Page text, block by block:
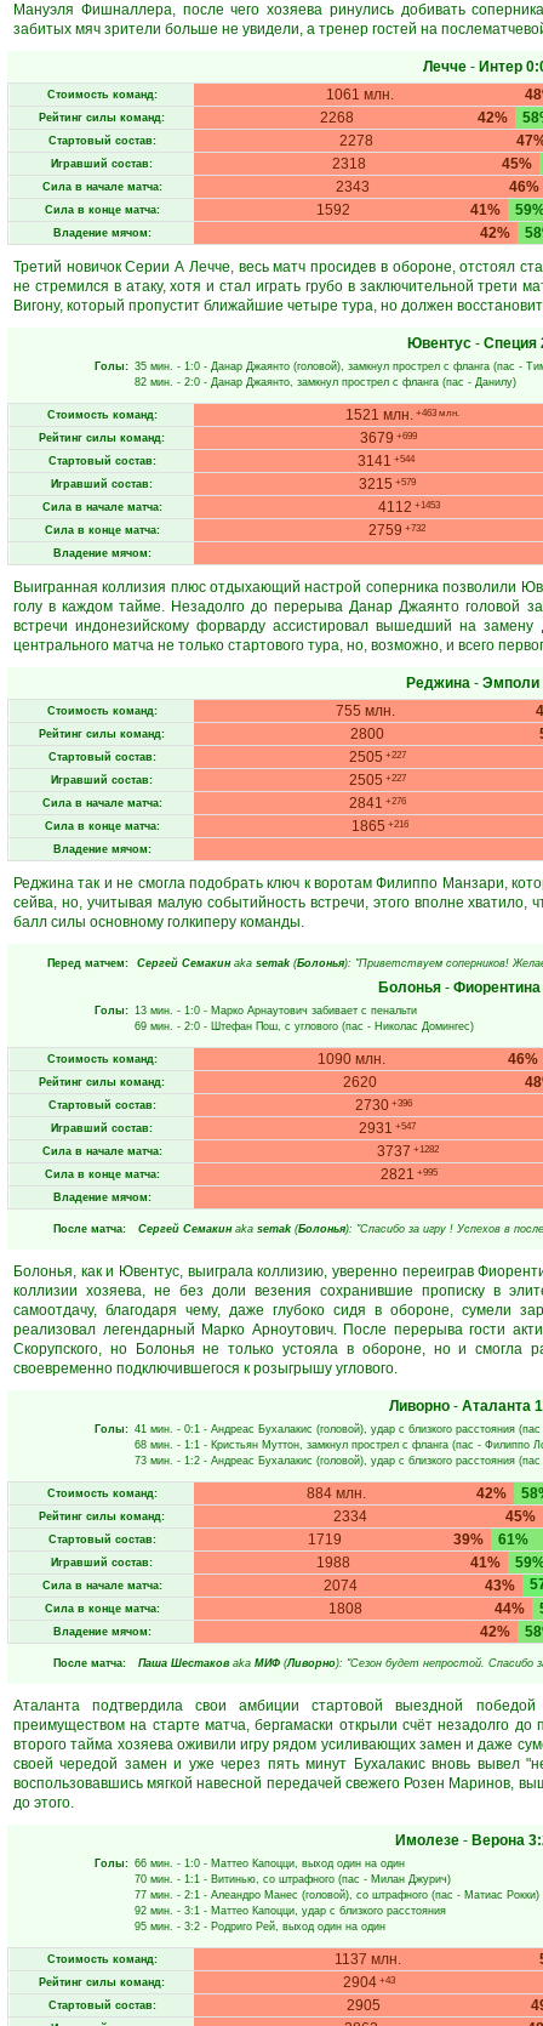
Мануэля Фишналлера, после чего хозяева ринулись добивать
забитых мяч зрители больше не увидели, а тренер гостей на
Лечче- Интер
Стоимость команд: 1061 млн.
Рейтинг силы команд: 42%
2268
Стартовый состав: 2278
Игравший состав: 45%
2318
Сила в начале матча: 46%
2343
Сила в конце матча: 41%
1592
Владение мячом: 42%
Третий новичок Серии А Лечче, весь матч просидев в обороне, отстоял
не стремился в атаку, хотя и стал играть грубо в заключительной трети
Вигону, который пропустит ближайшие четыре тура, но должен
Ювентус - Специя
Голы: 35 мин. - 1:0 - Данар Джаянто (головой), замкнул прострел с фланга (пас -
82 мин. - 2:0 - Данар Джаянто, замкнул прострел с фланга (пас - Данилу)
Стоимость команд: 1521 млн. +463 млн.
Рейтинг силы команд: 3679 +699
Стартовый состав: 3141 +544
Игравший состав: 3215 +579
Сила в начале матча: 4112 +1453
Сила в конце матча: 2759 +732
Владение мячом:
Выигранная коллизия плюс отдыхающий настрой соперника позволили
голу в каждом тайме. Незадолго до перерыва Данар Джаянто головой
встречи индонезийскому форварду ассистировал вышедший на
центрального матча не только стартового тура, но, возможно, и всего
Реджина- Эмполи
Стоимость команд: 755 млн.
Рейтинг силы команд: 2800
Стартовый состав: 2505 +227
Игравший состав: 2505 +227
Сила в начале матча: 2841 +276
Сила в конце матча: 1865 +216
Владение мячом:
Реджина так и не смогла подобрать ключ к воротам Филиппо Манзари,
сейва, но, учитывая малую событийность встречи, этого вполне хватило,
балл силы основному голкиперу команды.
Перед матчем: Сергей Семакин aka semak (Болонья): "Приветствуем соперников!
Болонья - Фиорентина
Голы: 13 мин. - 1:0 - Марко Арнаутович забивает с пенальти
69 мин. - 2:0 - Штефан Пош, с углового (пас - Николас Домингес)
Стоимость команд: 46%
1090 млн.
Рейтинг силы команд: 2620
Стартовый состав: 2730+396
Игравший состав: 2931 +547
Сила в начале матча: 3737 +1282
Сила в конце матча: 2821 +995
Владение мячом:
После матча: Сергей Семакин aka semak (Болонья): "Спасибо за игру ! Успехов в
Болонья, как и Ювентус, выиграла коллизию, уверенно переиграв
коллизии хозяева, не без доли везения сохранившие прописку в
самоотдачу, благодаря чему, даже глубоко сидя в обороне, сумели
реализовал легендарный Марко Арноутович. После перерыва гости
Скорупского, но Болонья не только устояла в обороне, но и смогла
своевременно подключившегося к розыгрышу углового.
Ливорно- Аталанта
Голы: 41 мин. - 0:1 - Андреас Бухалакис (головой), удар с близкого расстояния
68 мин. - 1:1 - Кристьян Муттон, замкнул прострел с фланга (пас - Филиппо
73 мин. - 1:2 - Андреас Бухалакис (головой), удар с близкого расстояния
Стоимость команд: 42%
884 млн.
Рейтинг силы команд: 45%
2334
Стартовый состав: 39%
1719 61%
Игравший состав: 41%
1988
Сила в начале матча: 43%
2074
Сила в конце матча: 44%
1808
Владение мячом: 42%
После матча: Паша Шестаков aka МИФ (Ливорно): "Сезон будет непростой. Спасибо
Аталанта подтвердила свои амбиции стартовой выездной
преимуществом на старте матча, бергамаски открыли счёт незадолго
второго тайма хозяева оживили игру рядом усиливающих замен и даже
своей чередой замен и уже через пять минут Бухалакис вновь вывел
воспользовавшись мягкой навесной передачей свежего Розен Маринов,
до этого.
Имолезе- Верона
Голы: 66 мин. - 1:0 - Маттео Капоцци, выход один на один
70 мин. - 1:1 - Витинью, со штрафного (пас - Милан Джурич)
77 мин. - 2:1 - Алеандро Манес (головой), со штрафного (пас - Матиас Рокки)
92 мин. - 3:1 - Маттео Капоцци, удар с близкого расстояния
95 мин. - 3:2 - Родриго Рей, выход один на один
Стоимость команд: 1137 млн.
Рейтинг силы команд: 2904 +43
Стартовый состав: 2905